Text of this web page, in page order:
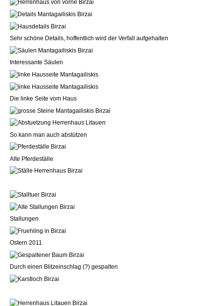
Sehr schöne Details, hoffentlich wird der Verfall aufgehalten
Interessante Säulen
Die linke Seite vom Haus
So kann man auch abstützen
Alte Pferdeställe
Stallungen
Ostern 2011
Durch einen Blitzeinschlag (?) gespalten